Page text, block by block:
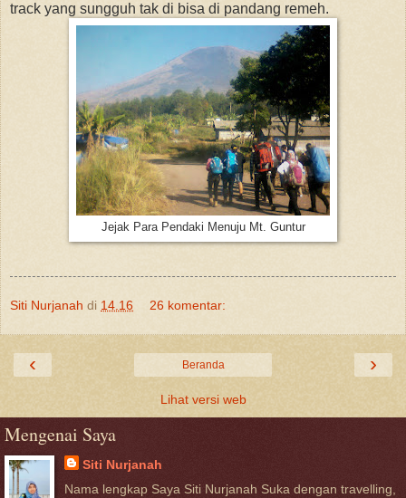
track yang sungguh tak di bisa di pandang remeh.
Jejak Para Pendaki Menuju Mt. Guntur
Siti Nurjanah di 14.16 26 komentar:
‹ ›
Beranda
Lihat versi web
Mengenai Saya
Siti Nurjanah
Nama lengkap Saya Siti Nurjanah Suka dengan travelling,